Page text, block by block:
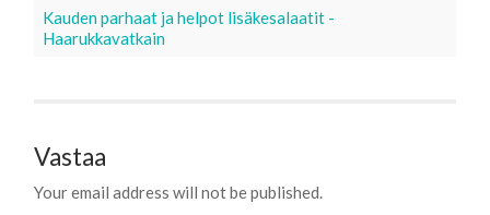
Kauden parhaat ja helpot lisäkesalaatit -
Haarukkavatkain
Vastaa
Your email address will not be published.